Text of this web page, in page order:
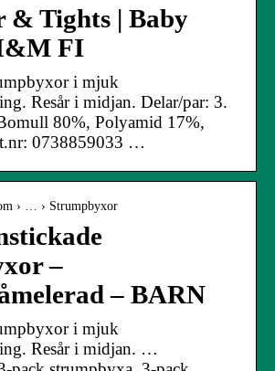
& Tights | Baby
FI
i mjuk
Resår i midjan. Delar/par: 3.
80%, Polyamid 17%,
0738859033 …
› … › Strumpbyxor
–
– BARN
i mjuk
Resår i midjan. …